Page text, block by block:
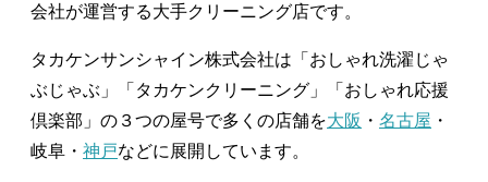
会社が運営する大手クリーニング店です。
タカケンサンシャイン株式会社は「おしゃれ洗濯じゃ
ぶじゃぶ」「タカケンクリーニング」「おしゃれ応援
倶楽部」の３つの屋号で多くの店舗を大阪 ・ 名古屋 ・
岐阜・ 神戸などに展開しています。